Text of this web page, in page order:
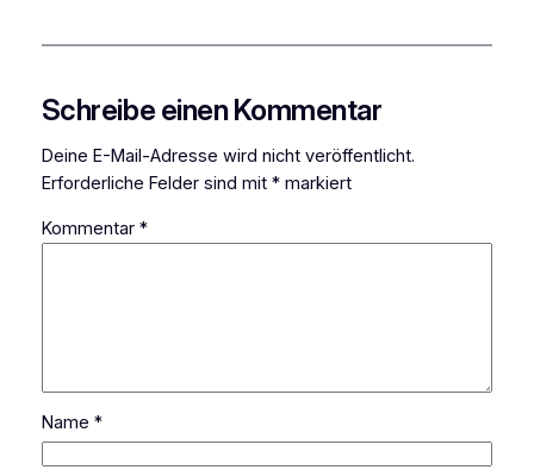
Schreibe einen Kommentar
Deine E-Mail-Adresse wird nicht veröffentlicht.
Erforderliche Felder sind mit *markiert
Kommentar *
Name *